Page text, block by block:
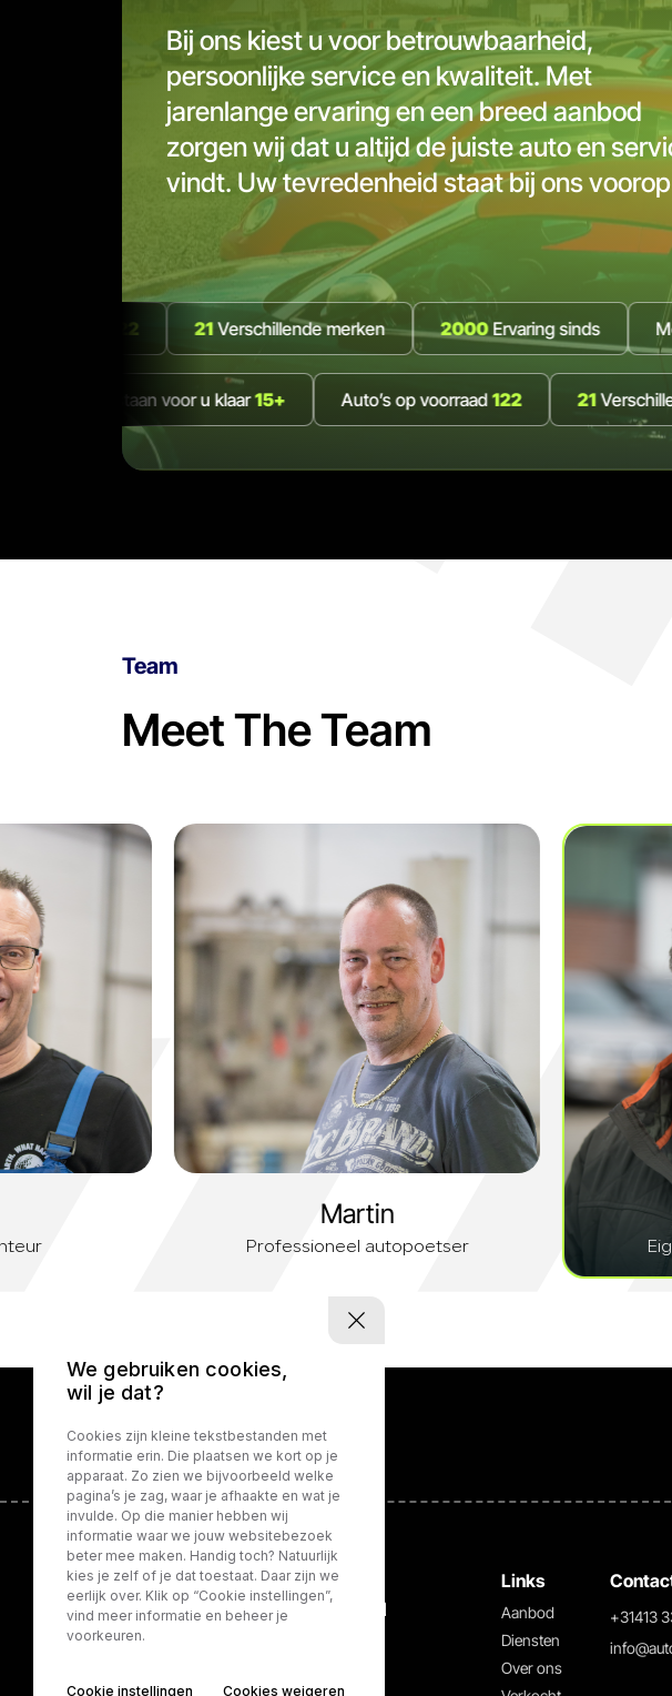
Bij ons kiest u voor betrouwbaarheid,
persoonlijke service en kwaliteit. Met
jarenlange ervaring en een breed aanbod
zorgen wij dat u altijd de juiste auto en
vindt. Uw tevredenheid staat bij ons
21Verschillende merken 2000Ervaring sinds
Medewerkers staan voor u klaar 15+ Auto’s op voorraad 122 21
Team
Meet The Team
Martin
Professioneel autopoetser
Links
Aanbod
Diensten
Over ons
+31413
We gebruiken cookies,
wil je dat?
Cookies zijn kleine tekstbestanden met
informatie erin. Die plaatsen we kort op je
apparaat. Zo zien we bijvoorbeeld welke
pagina’s je zag, waar je afhaakte en wat je
invulde. Op die manier hebben wij
informatie waar we jouw websitebezoek
beter mee maken. Handig toch? Natuurlijk
kies je zelf of je dat toestaat. Daar zijn we
eerlijk over. Klik op “Cookie instellingen”,
vind meer informatie en beheer je
voorkeuren.
Cookie instellingen Cookies weigeren